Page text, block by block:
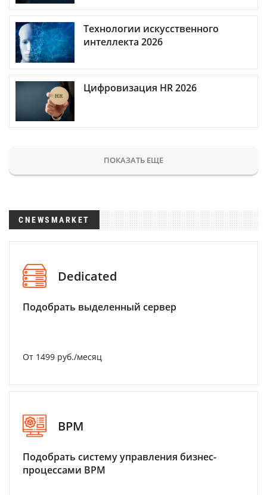
Технологии искусственного
интеллекта 2026
Цифровизация HR 2026
ПОКАЗАТЬ ЕЩЕ
CNEWSMARKET
Dedicated
Подобрать выделенный сервер
От 1499 руб./месяц
BPM
Подобрать систему управления бизнес-
процессами BPM